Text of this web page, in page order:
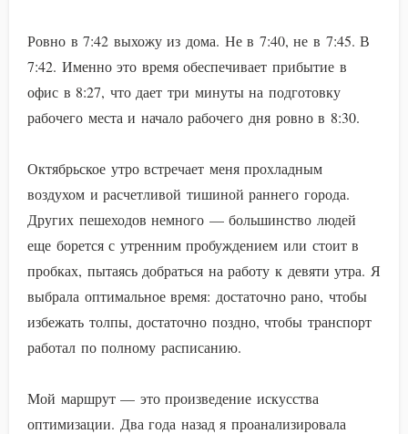
Ровно в 7:42 выхожу из дома. Не в 7:40, не в 7:45. В
7:42. Именно это время обеспечивает прибытие в
офис в 8:27, что дает три минуты на подготовку
рабочего места и начало рабочего дня ровно в 8:30.
Октябрьское утро встречает меня прохладным
воздухом и расчетливой тишиной раннего города.
Других пешеходов немного — большинство людей
еще борется с утренним пробуждением или стоит в
пробках, пытаясь добраться на работу к девяти утра. Я
выбрала оптимальное время: достаточно рано, чтобы
избежать толпы, достаточно поздно, чтобы транспорт
работал по полному расписанию.
Мой маршрут — это произведение искусства
оптимизации. Два года назад я проанализировала